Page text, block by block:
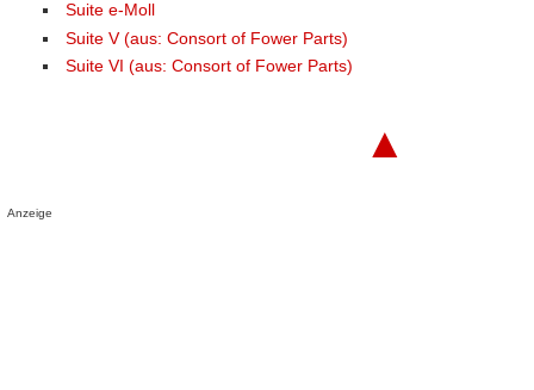
Suite e-Moll
Suite V (aus: Consort of Fower Parts)
Suite VI (aus: Consort of Fower Parts)
▲
Anzeige